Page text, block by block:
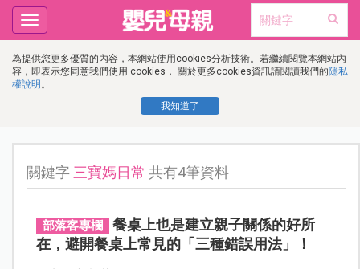
為提供您更多優質的內容，本網站使用cookies分析技術。若繼續閱覽本網站內
容，即表示您同意我們使用 cookies， 關於更多cookies資訊請閱讀我們的隱私
權說明 。
我知道了
Toggle
navigation
關鍵字 三寶媽日常 共有4筆資料
部落客專欄
餐桌上也是建立親子關係的好所
在，避開餐桌上常見的「三種錯誤用法」！